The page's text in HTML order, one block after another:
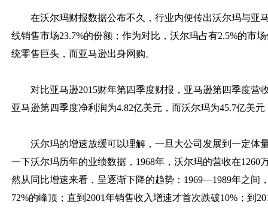
在沃尔玛财报数据公布不久，行业内便传出沃尔玛与亚
线销售市场23.7%的份额；作为对比，沃尔玛占有2.5%的市
统零售巨头，而亚马逊出身网购。
对比亚马逊2015财年第四季度财报，亚马逊第四季度营
亚马逊第四季度净利润为4.82亿美元，而沃尔玛为45.7亿美
沃尔玛的增速放缓可以理解，一旦大公司发展到一定体
一下沃尔玛历年的业绩数据，1968年，沃尔玛的营收在1260
然从同比增速来看，呈逐渐下降的趋势：1969—1989年之间
72%的峰顶；直到2001年销售收入增速才首次跌破10%；到